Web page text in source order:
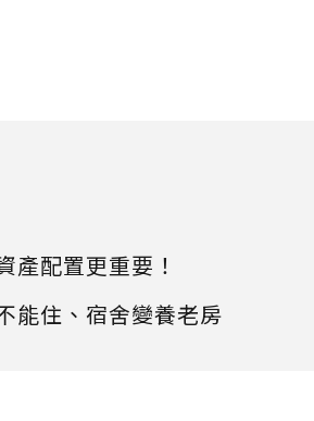
產配置更重要！
能住、宿舍變養老房